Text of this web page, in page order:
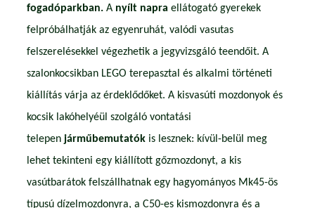
fogadóparkban. A nyílt napra ellátogató gyerekek
felpróbálhatják az egyenruhát, valódi vasutas
felszerelésekkel végezhetik a jegyvizsgáló teendőit. A
szalonkocsikban LEGO terepasztal és alkalmi történeti
kiállítás várja az érdeklődőket. A kisvasúti mozdonyok és
kocsik lakóhelyéül szolgáló vontatási
telepen járműbemutatók is lesznek: kívül-belül meg
lehet tekinteni egy kiállított gőzmozdonyt, a kis
vasútbarátok felszállhatnak egy hagyományos Mk45-ös
típusú dízelmozdonyra, a C50-es kismozdonyra és a